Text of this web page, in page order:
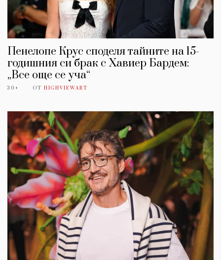
Пенелопе Крус споделя тайните на 15-
годишния си брак с Хавиер Бардем:
„Все още се уча“
30+ ОТ HIGHVIEWART